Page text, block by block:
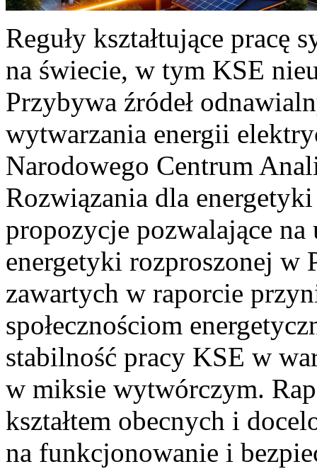
Reguły kształtujące pracę
na świecie, w tym KSE
Przybywa źródeł
wytwarzania energii
Narodowego Centrum
Rozwiązania dla
propozycje pozwalające
energetyki rozproszonej w
zawartych w raporcie
społecznościom
stabilność pracy KSE w
w miksie wytwórczym.
kształtem obecnych i
na funkcjonowanie i